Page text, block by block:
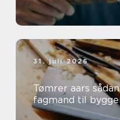
31. juli 2026
Tømrer aars sådan vælger du den rigtige
fagmand til